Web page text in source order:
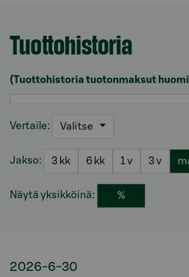
Osio otsikolla Tuottohistoria
Tuottohistoria
(Tuottohistoria tuotonmaksut
Vertaile: Valitse
Jakso: 3 kk 6 kk 1 v 3 v
Näytä yksikköinä: %
2026-6-30